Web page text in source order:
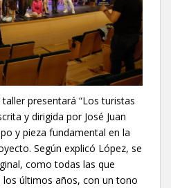
presentará “Los turistas
y dirigida por José Juan
y pieza fundamental en la
Según explicó López, se
como todas las que
los últimos años, con un tono